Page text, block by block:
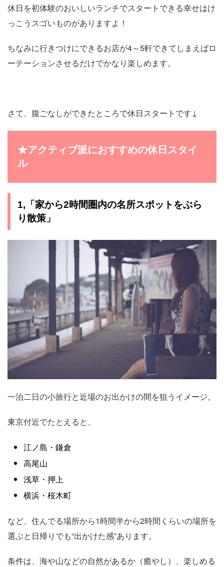
休日を初体験のおいしいランチでスタートできる幸せはけ
っこうスゴいものがありますよ！
ちなみに行きつけにできるお店が4～5軒できてしまえばロ
ーテーションさせるだけでかなり楽しめます。
さて、腹ごなしができたところで休日スタートです↓
★アクティブ派におすすめの休日スタイ
ル
1,「家から2時間圏内の名所スポットをぶら
り散策」
一泊二日の小旅行と近場のお出かけの間を狙うイメージ。
東京付近でたとえると、
江ノ島・鎌倉
高尾山
浅草・押上
横浜・桜木町
など、住んでる場所から1時間半から2時間くらいの場所を
選ぶと日帰りでも“出かけた感”あります。
条件は、海や山などの自然があるか（癒やし）、楽しめる